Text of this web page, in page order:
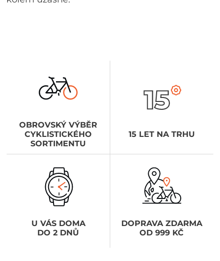
OBROVSKÝ VÝBĚR
CYKLISTICKÉHO
SORTIMENTU
15 LET NA TRHU
U VÁS DOMA
DO 2 DNŮ
DOPRAVA ZDARMA
OD 999 KČ